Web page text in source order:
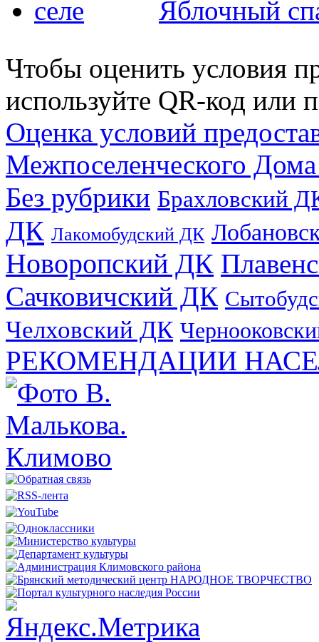
Яблочный
Чтобы оценить условия
используйте QR-код или
Оценка условий
Межпоселенческого
Без рубрики Брахловский
ДК Лакомобудский ДК
Новоропский ДК
Сачковичский ДК
Челховский ДК
РЕКОМЕНДАЦИИ